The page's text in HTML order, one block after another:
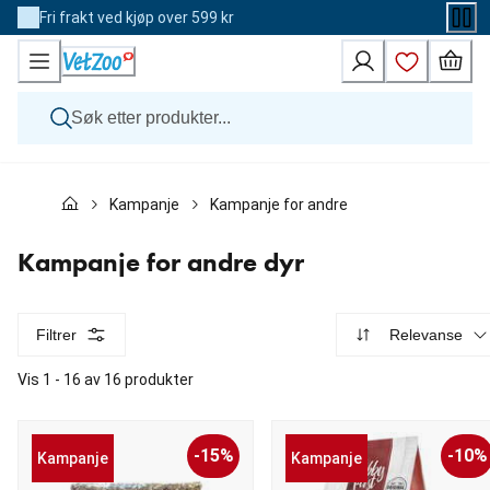
Skip
to
Content
Fri frakt ved kjøp over 599 kr
Katt
Andre dyr
Merker
Kampanje Kampanje for andre dyr
Kampanje for andre dyr
Filtrer Relevanse
Vis 1 - 16 av 16 produkter
Kampanje -15% Kampanje -10%